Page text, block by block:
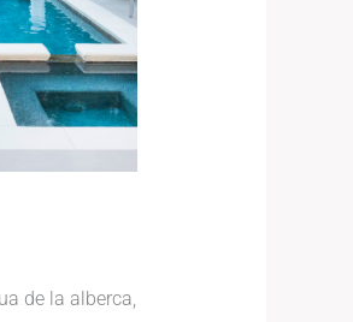
de la alberca,